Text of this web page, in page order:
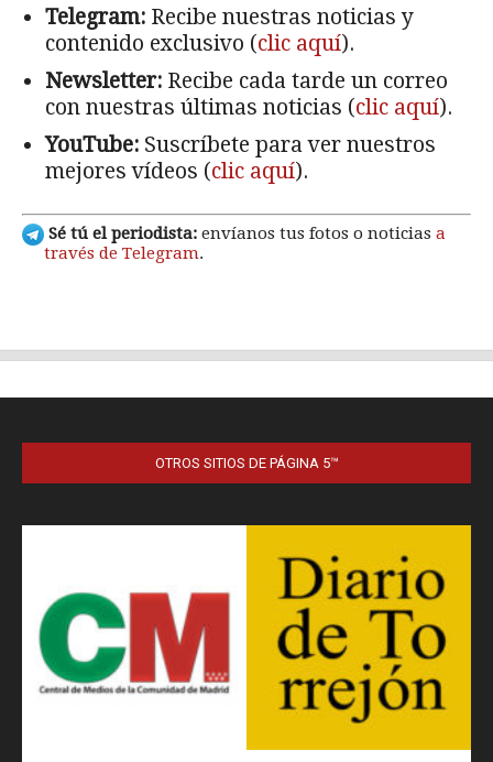
OTROS SITIOS DE PÁGINA 5™